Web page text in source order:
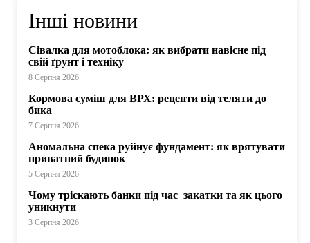
Інші новини
Сівалка для мотоблока: як вибрати навісне під
свій ґрунт і техніку
8 Серпня 2026
Кормова суміш для ВРХ: рецепти від теляти до
бика
7 Серпня 2026
Аномальна спека руйнує фундамент: як врятувати
приватний будинок
5 Серпня 2026
Чому тріскають банки під час закатки та як цього
уникнути
3 Серпня 2026